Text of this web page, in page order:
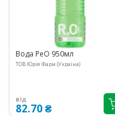
Вода РеО 950мл
ТОВ Юрія Фарм (Україна)
від
82.70 ₴